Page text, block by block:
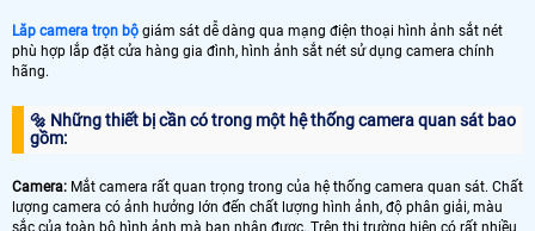
Lăp camera trọn bộ giám sát dễ dàng qua mạng điện thoại hình ảnh sắt nét
phù hợp lắp đặt cửa hàng gia đình, hình ảnh sắt nét sử dụng camera chính
hãng.
🔩 Những thiết bị cần có trong một hệ thống camera quan sát bao
gồm:
Camera: Mắt camera rất quan trọng trong của hệ thống camera quan sát. Chất
lượng camera có ảnh hưởng lớn đến chất lượng hình ảnh, độ phân giải, màu